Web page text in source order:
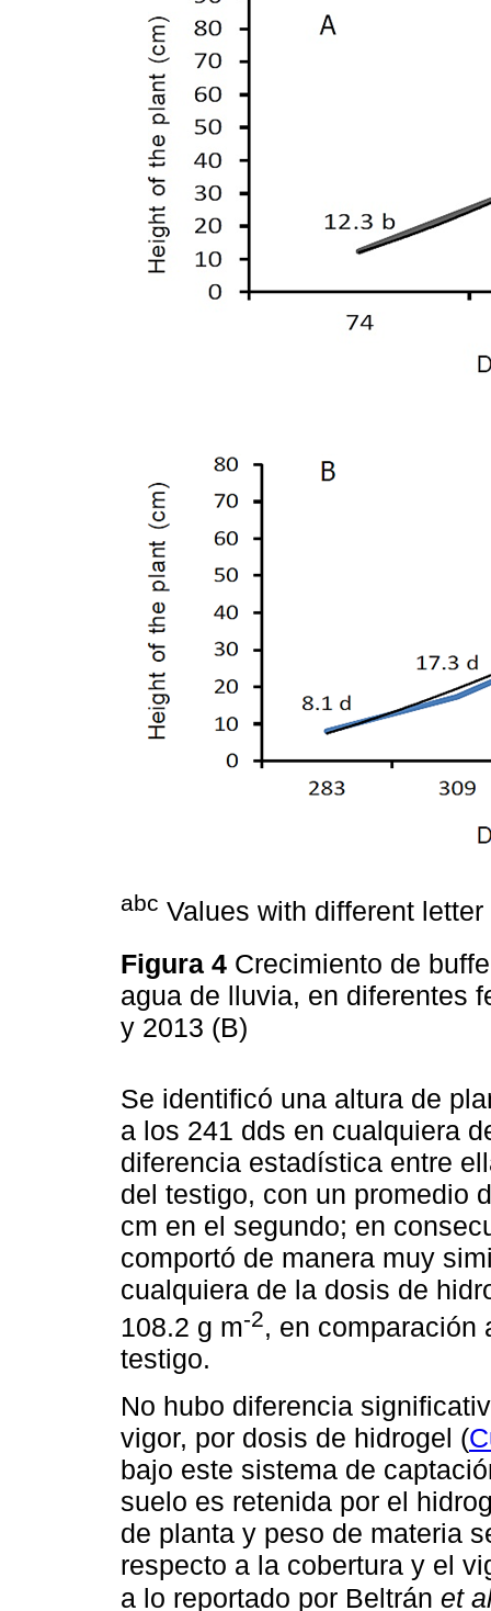
abc Values with different
Figura 4 Crecimiento de
agua de lluvia, en diferentes
y 2013 (B)
Se identificó una altura de
a los 241 dds en cualquiera
diferencia estadística entre
del testigo, con un promedio
cm en el segundo; en
comportó de manera muy
cualquiera de la dosis de
108.2 g m-2, en comparación
testigo.
No hubo diferencia
vigor, por dosis de hidrogel (
bajo este sistema de
suelo es retenida por el
de planta y peso de materia
respecto a la cobertura y el
a lo reportado por Beltrán et